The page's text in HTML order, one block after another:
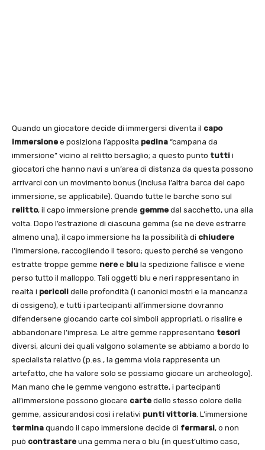
Quando un giocatore decide di immergersi diventa il capo
immersione e posiziona l’apposita pedina “campana da
immersione” vicino al relitto bersaglio; a questo punto tutti i
giocatori che hanno navi a un’area di distanza da questa possono
arrivarci con un movimento bonus (inclusa l’altra barca del capo
immersione, se applicabile). Quando tutte le barche sono sul
relitto, il capo immersione prende gemme dal sacchetto, una alla
volta. Dopo l’estrazione di ciascuna gemma (se ne deve estrarre
almeno una), il capo immersione ha la possibilità di chiudere
l’immersione, raccogliendo il tesoro; questo perché se vengono
estratte troppe gemme nere e blu la spedizione fallisce e viene
perso tutto il malloppo. Tali oggetti blu e neri rappresentano in
realtà i pericoli delle profondità (i canonici mostri e la mancanza
di ossigeno), e tutti i partecipanti all’immersione dovranno
difendersene giocando carte coi simboli appropriati, o risalire e
abbandonare l’impresa. Le altre gemme rappresentano tesori
diversi, alcuni dei quali valgono solamente se abbiamo a bordo lo
specialista relativo (p.es., la gemma viola rappresenta un
artefatto, che ha valore solo se possiamo giocare un archeologo).
Man mano che le gemme vengono estratte, i partecipanti
all’immersione possono giocare carte dello stesso colore delle
gemme, assicurandosi così i relativi punti vittoria. L’immersione
termina quando il capo immersione decide di fermarsi, o non
può contrastare una gemma nera o blu (in quest’ultimo caso,